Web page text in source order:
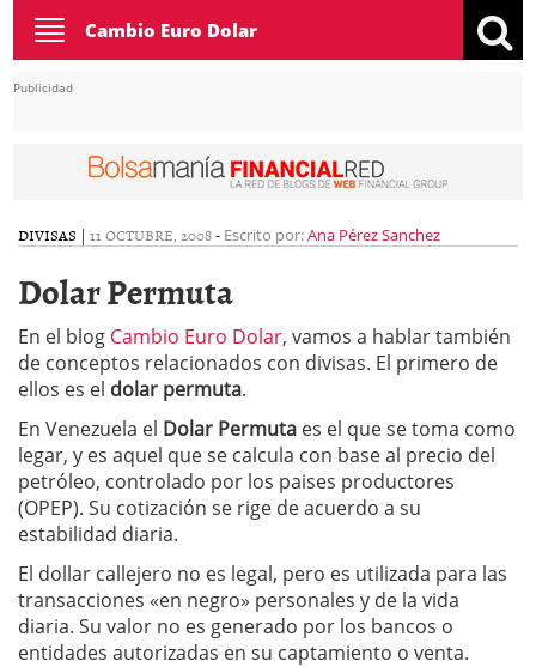
Toggle
navigation
Cambio Euro Dolar
Publicidad
DIVISAS | 11 OCTUBRE, 2008- Escrito por:Ana Pérez Sanchez
Dolar Permuta
En el blog Cambio Euro Dolar, vamos a hablar también
de conceptos relacionados con divisas. El primero de
ellos es el dolar permuta.
En Venezuela el Dolar Permuta es el que se toma como
legar, y es aquel que se calcula con base al precio del
petróleo, controlado por los paises productores
(OPEP). Su cotización se rige de acuerdo a su
estabilidad diaria.
El dollar callejero no es legal, pero es utilizada para las
transacciones «en negro» personales y de la vida
diaria. Su valor no es generado por los bancos o
entidades autorizadas en su captamiento o venta.